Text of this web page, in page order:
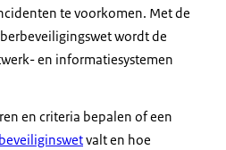
te voorkomen. Met de
wordt de
en informatiesystemen
en criteria bepalen of een
valt en hoe